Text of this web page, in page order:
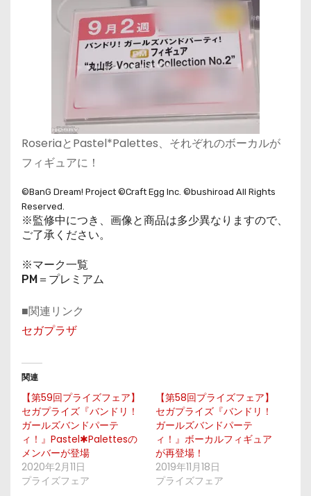
RoseriaとPastel*Palettes、それぞれのボーカルが
フィギュアに！
©BanG Dream! Project ©Craft Egg Inc. ©bushiroad All Rights
Reserved.
※監修中につき、画像と商品は多少異なりますので、
ご了承ください。
※マーク一覧
PM＝プレミアム
■関連リンク
セガプラザ
関連
【第59回プライズフェア】
セガプライズ『バンドリ！
ガールズバンドパーテ
ィ！』Pastel✱Palettesの
メンバーが登場
2020年2月11日
プライズフェア
【第58回プライズフェア】
セガプライズ『バンドリ！
ガールズバンドパーテ
ィ！』ボーカルフィギュア
が再登場！
2019年11月18日
プライズフェア